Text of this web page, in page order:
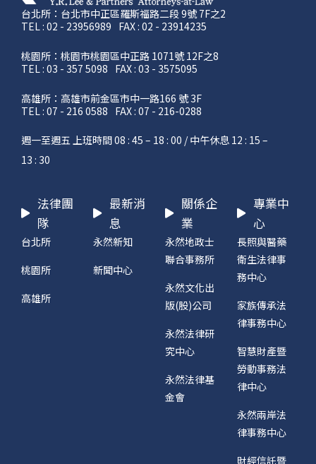
台北所：台北市中正區羅斯福路二段 9號 7F之2
TEL : 02 - 23956989 FAX : 02 - 23914235
桃園所：桃園市桃園區中正路 1071號 12F之8
TEL : 03 - 357 5098 FAX : 03 - 3575095
高雄所：高雄市前金區市中一路166 號 3F
TEL : 07 - 216 0588 FAX : 07 - 216-0288
週一至週五 上班時間 08 : 45 – 18 : 00 / 中午休息 12 : 15 –
13 : 30
法律團
隊
台北所
桃園所
高雄所
最新消
息
永然新知
新聞中心
關係企
業
永然地政士
聯合事務所
永然文化出
版(股)公司
永然法律研
究中心
永然法律基
金會
專業中
心
長照與醫藥
衛生法律事
務中心
家族傳承法
律事務中心
智慧財產暨
勞動事務法
律中心
永然兩岸法
律事務中心
財經信託暨